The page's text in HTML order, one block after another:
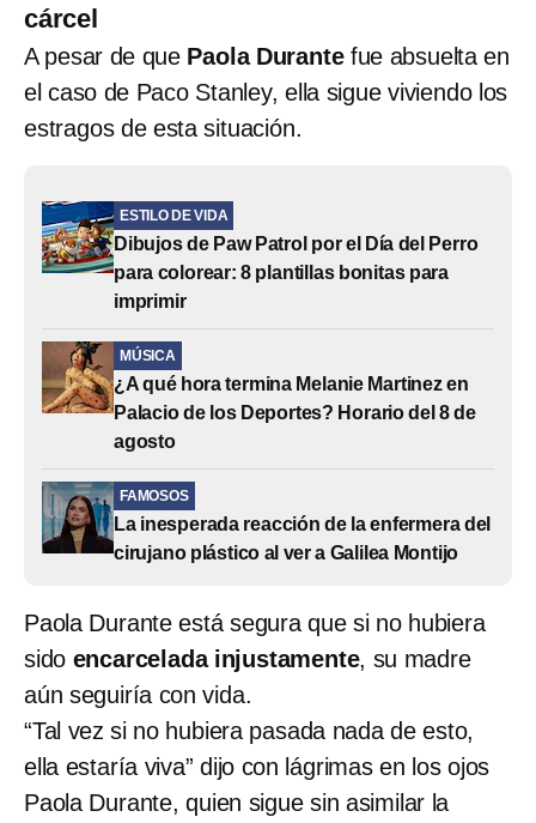
cárcel
A pesar de que Paola Durante fue absuelta en
el caso de Paco Stanley, ella sigue viviendo los
estragos de esta situación.
ESTILO DE VIDA
Dibujos de Paw Patrol por el Día del Perro
para colorear: 8 plantillas bonitas para
imprimir
MÚSICA
¿A qué hora termina Melanie Martinez en
Palacio de los Deportes? Horario del 8 de
agosto
FAMOSOS
La inesperada reacción de la enfermera del
cirujano plástico al ver a Galilea Montijo
Paola Durante está segura que si no hubiera
sido encarcelada injustamente, su madre
aún seguiría con vida.
“Tal vez si no hubiera pasada nada de esto,
ella estaría viva” dijo con lágrimas en los ojos
Paola Durante, quien sigue sin asimilar la